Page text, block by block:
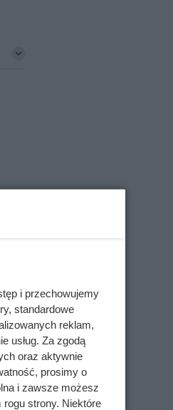
25
i przechowujemy
standardowe
reklam,
usług. Za zgodą
oraz aktywnie
prosimy o
i zawsze możesz
strony. Niektóre